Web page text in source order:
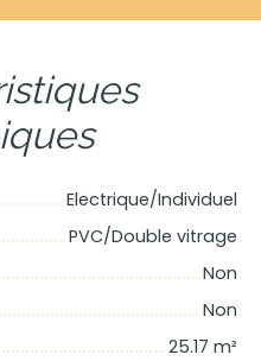
Electrique/Individuel
PVC/Double vitrage
Non
Non
25.17 m²